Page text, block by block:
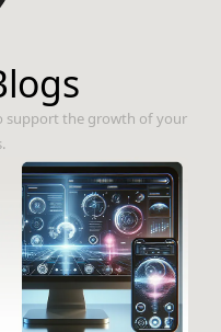
support the growth of your